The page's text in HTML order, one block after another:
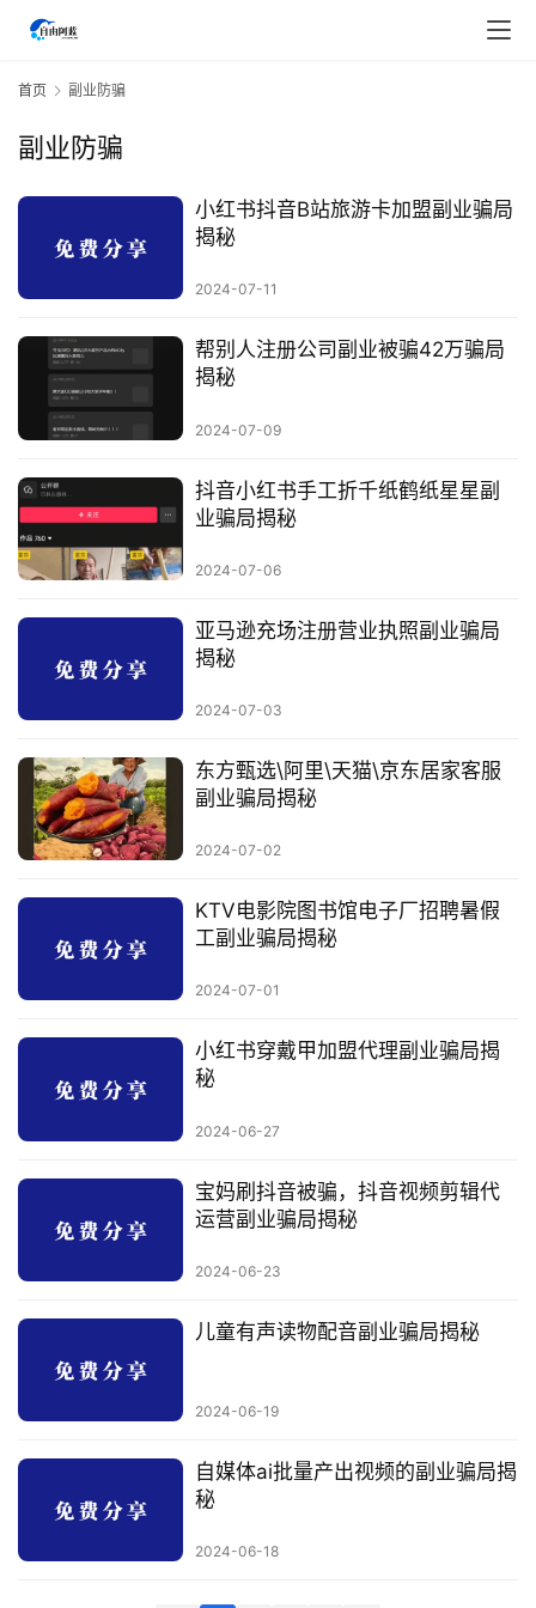
页
行
业
眼
案
例
避
指
运
业
区
登录
首页 副业防骗
副业防骗
小红书抖音B站旅游卡加盟副业骗局
揭秘
2024-07-11
帮别人注册公司副业被骗42万骗局
揭秘
2024-07-09
抖音小红书手工折千纸鹤纸星星副
业骗局揭秘
2024-07-06
亚马逊充场注册营业执照副业骗局
揭秘
2024-07-03
东方甄选\阿里\天猫\京东居家客服
副业骗局揭秘
2024-07-02
KTV电影院图书馆电子厂招聘暑假
工副业骗局揭秘
2024-07-01
小红书穿戴甲加盟代理副业骗局揭
秘
2024-06-27
宝妈刷抖音被骗，抖音视频剪辑代
运营副业骗局揭秘
2024-06-23
儿童有声读物配音副业骗局揭秘
2024-06-19
自媒体ai批量产出视频的副业骗局揭
秘
2024-06-18